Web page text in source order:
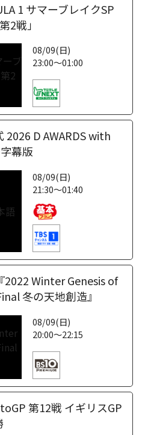
1 サマーブレイクSP
2戦」
08/09(日)
23:00～01:00
2026 D AWARDS with
幕版
08/09(日)
21:30～01:40
2022 Winter Genesis of
冬の天地創造』
08/09(日)
20:00～22:15
第12戦 イギリスGP